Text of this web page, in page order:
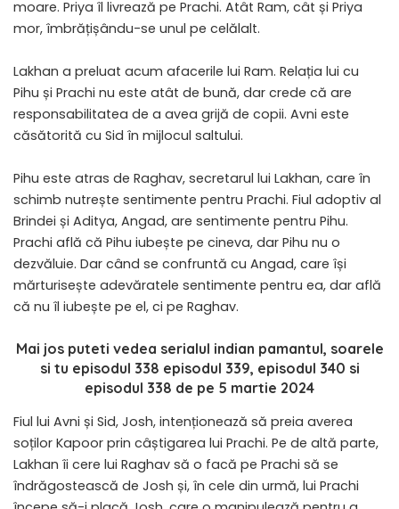
moare. Priya îl livrează pe Prachi. Atât Ram, cât și Priya
mor, îmbrățișându-se unul pe celălalt.
Lakhan a preluat acum afacerile lui Ram. Relația lui cu
Pihu și Prachi nu este atât de bună, dar crede că are
responsabilitatea de a avea grijă de copii. Avni este
căsătorită cu Sid în mijlocul saltului.
Pihu este atras de Raghav, secretarul lui Lakhan, care în
schimb nutrește sentimente pentru Prachi. Fiul adoptiv al
Brindei și Aditya, Angad, are sentimente pentru Pihu.
Prachi află că Pihu iubește pe cineva, dar Pihu nu o
dezvăluie. Dar când se confruntă cu Angad, care își
mărturisește adevăratele sentimente pentru ea, dar află
că nu îl iubește pe el, ci pe Raghav.
Mai jos puteti vedea serialul indian pamantul, soarele
si tu episodul 338 episodul 339, episodul 340 si
episodul 338 de pe 5 martie 2024
Fiul lui Avni și Sid, Josh, intenționează să preia averea
soților Kapoor prin câștigarea lui Prachi. Pe de altă parte,
Lakhan îi cere lui Raghav să o facă pe Prachi să se
îndrăgostească de Josh și, în cele din urmă, lui Prachi